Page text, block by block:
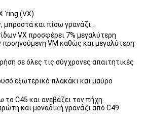
'ring (VX)
μπροστά και πίσω γρανάζι .
VX προσφέρει 7% μεγαλύτερη
VM καθώς και μεγαλύτερη
σε όλες τις σύγχρονες απαιτητικές
εξωτερικό πλακάκι και μαύρο
το C45 και ανεβάζει τον πήχη
και μοναδική γρανάζι από C49